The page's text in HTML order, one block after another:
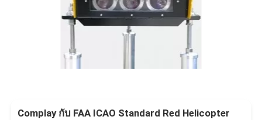
Complay กับ FAA ICAO Standard Red Helicopter